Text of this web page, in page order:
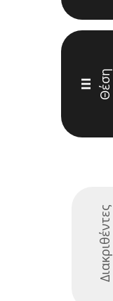
III Θέση
Διακριθέντες